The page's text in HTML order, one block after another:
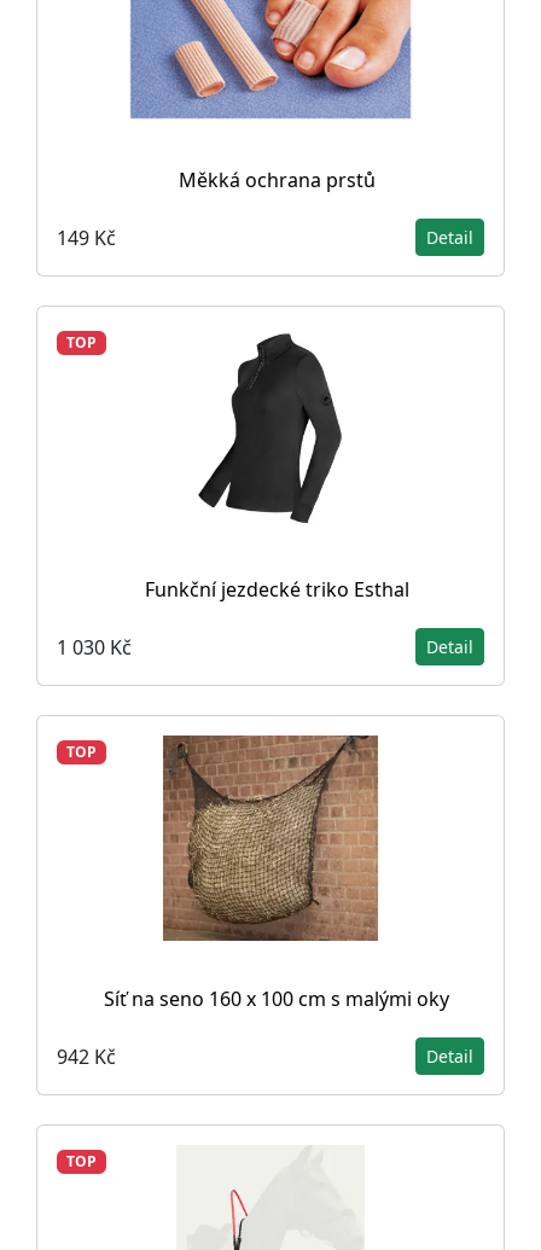
Měkká ochrana prstů
149 Kč Detail
TOP
Funkční jezdecké triko Esthal
1 030 Kč Detail
TOP
Síť na seno 160 x 100 cm s malými oky
942 Kč Detail
TOP